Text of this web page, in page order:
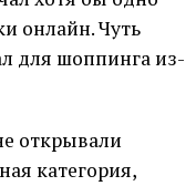
онлайн. Чуть
для шоппинга из-
открывали
категория,